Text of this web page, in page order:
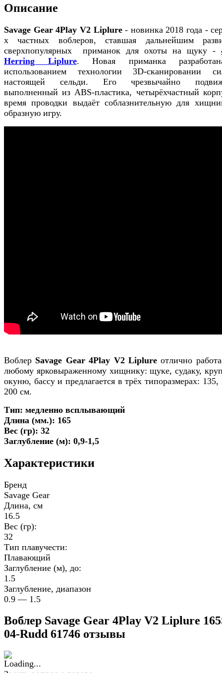
Описание
Savage Gear 4Play V2 Liplure- новинка 2018 года -
х частных воблеров, ставшая дальнейшим
сверхпопулярных приманок для охоты на щуку -
Herring Liplure. Новая приманка
использованием технологии 3D-сканировании
настоящей сельди. Его чрезвычайно
выполненный из ABS-пластика, четырёхчастный
время проводки выдаёт соблазнительную для
образную игру.
Воблер Savage Gear 4Play V2 Liplureотлично
любому ярковыраженному хищнику: щуке, судаку,
окуню, бассу и предлагается в трёх типоразмерах: 135,
200 cм.
Тип: медленно всплывающий
Длина (мм.): 165
Вес (гр): 32
Заглубление (м): 0,9-1,5
Характеристики
Бренд
Savage Gear
Длина, см
16.5
Вес (гр):
32
Тип плавучести:
Плавающий
Заглубление (м), до:
1.5
Заглубление, диапазон
0.9 — 1.5
Воблер Savage Gear 4Play V2 Liplure
04-Rudd 61746 отзывы